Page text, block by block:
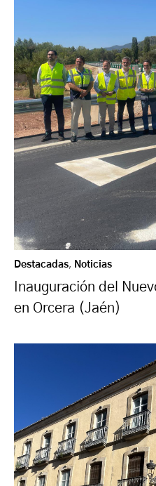
Destacadas, Noticias
Inauguración del
en Orcera (Jaén)